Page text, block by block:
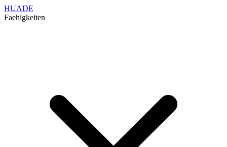
HUADE
Faehigkeiten